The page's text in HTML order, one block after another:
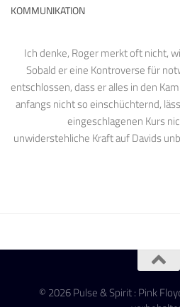
KOMMUNIKATION
Ich denke, Roger merkt oft nicht,
Sobald er eine Kontroverse für
entschlossen, dass er alles in den
anfangs nicht so einschüchternd,
eingeschlagenen Kurs
unwiderstehliche Kraft auf Davids
© 2026 Pulse & Spirit : Pink